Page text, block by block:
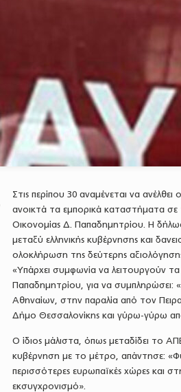
Στις περίπου 30 αναμένεται να
ανοικτά τα εμπορικά καταστήματα
Οικονομίας Δ. Παπαδημητρίου. Η
μεταξύ ελληνικής κυβέρνησης και
ολοκλήρωση της δεύτερης
«Υπάρχει συμφωνία να λειτουργούν τα
Παπαδημητρίου, για να συμπληρώσει:
Αθηναίων, στην παραλία από τον
Δήμο Θεσσαλονίκης και γύρω-γύρω
Ο ίδιος μάλιστα, όπως μεταδίδει το
κυβέρνηση με το μέτρο, απάντησε:
περισσότερες ευρωπαϊκές χώρες και
εκσυγχρονισμό».